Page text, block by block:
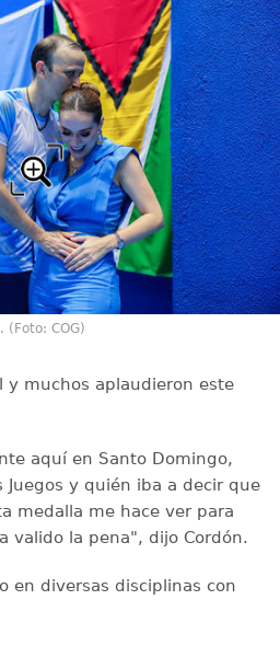
(Foto: COG)
y muchos aplaudieron este
aquí en Santo Domingo,
y quién iba a decir que
medalla me hace ver para
valido la pena", dijo Cordón.
en diversas disciplinas con